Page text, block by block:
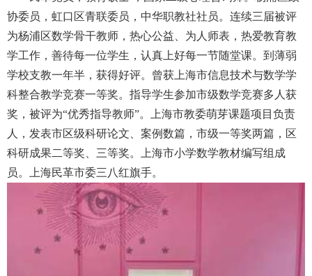
协委员，虹口区青联委员，中华职教社社员。连续三届被评
为杨浦区数学骨干教师，热心公益、为人师表，热爱教育教
学工作，善待每一位学生，认真上好每一节随堂课。到薄弱
学校支教一年半，获得好评。曾获上海市信息技术与数学学
科整合教学竞赛一等奖。指导学生参加市级数学竞赛多人获
奖，被评为“优秀指导教师”。上海市教委萌芽课题项目负责
人，发表市区级科研论文、案例数篇，市级一等奖两篇，区
科研成果二等奖、三等奖。上海市小学数学教材编写组成
员。上海民革市委三八红旗手。